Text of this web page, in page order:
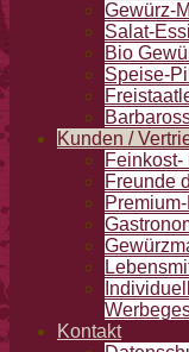
Gewürz-
Salat-
Bio
Speise-
Kunden /
Feinkost-
Freunde
Kontakt